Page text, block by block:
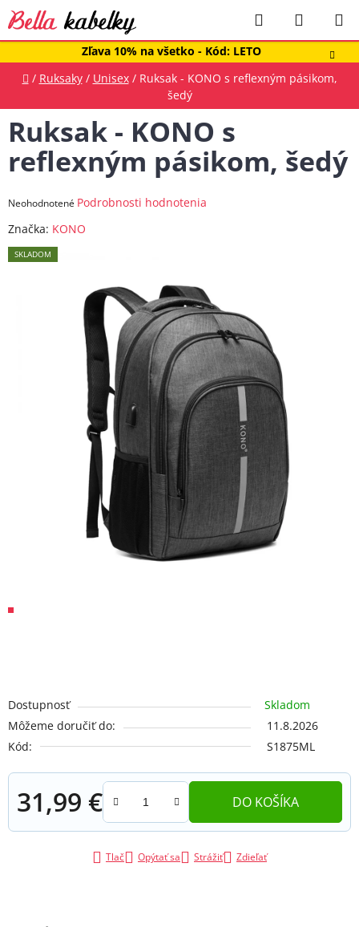
Prejsť
na
obsah
Zľava 10% na všetko - Kód: LETO
Hľadať
KOŠÍK
Domov
/ Ruksaky / Unisex / Ruksak - KONO s reflexným pásikom,
šedý
Dostupnosť
Skladom
Môžeme doručiť do:
11.8.2026
Kód:
S1875ML
31,99 €
Jednotková cena:
DO KOŠÍKA
Tlač Opýtať sa Strážiť Zdieľať
Ruksak - KONO s
reflexným pásikom, šedý
Priemerné
produktu
je
Neohodnotené Podrobnosti hodnotenia
Značka: KONO
SKLADOM